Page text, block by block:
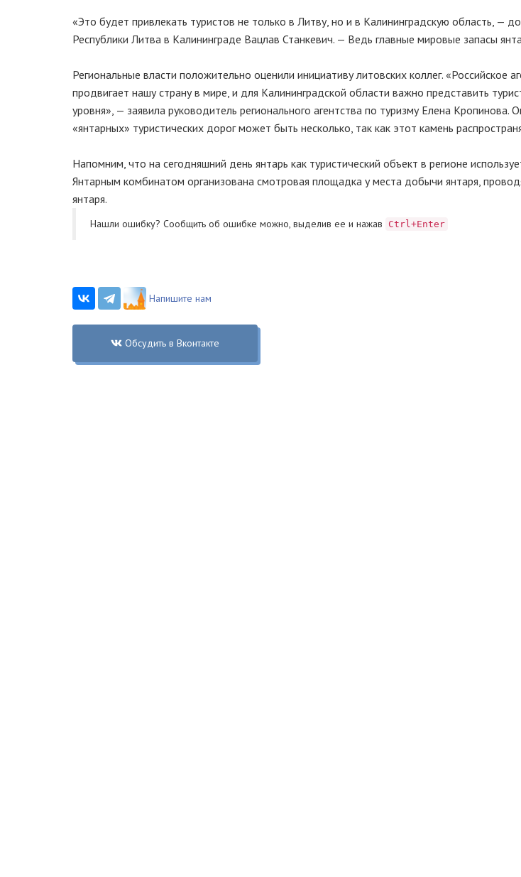
«Это будет привлекать туристов не только в Литву, но и в Калининградскую область, —
Республики Литва в Калининграде Вацлав Станкевич. — Ведь главные мировые запасы
Региональные власти положительно оценили инициативу литовских коллег. «Российское
продвигает нашу страну в мире, и для Калининградской области важно представить
уровня», — заявила руководитель регионального агентства по туризму Елена Кропинова.
«янтарных» туристических дорог может быть несколько, так как этот камень
Напомним, что на сегодняшний день янтарь как туристический объект в регионе
Янтарным комбинатом организована смотровая площадка у места добычи янтаря,
янтаря.
Нашли ошибку? Cообщить об ошибке можно, выделив ее и нажав Ctrl+Enter
Напишите нам
Обсудить в Вконтакте